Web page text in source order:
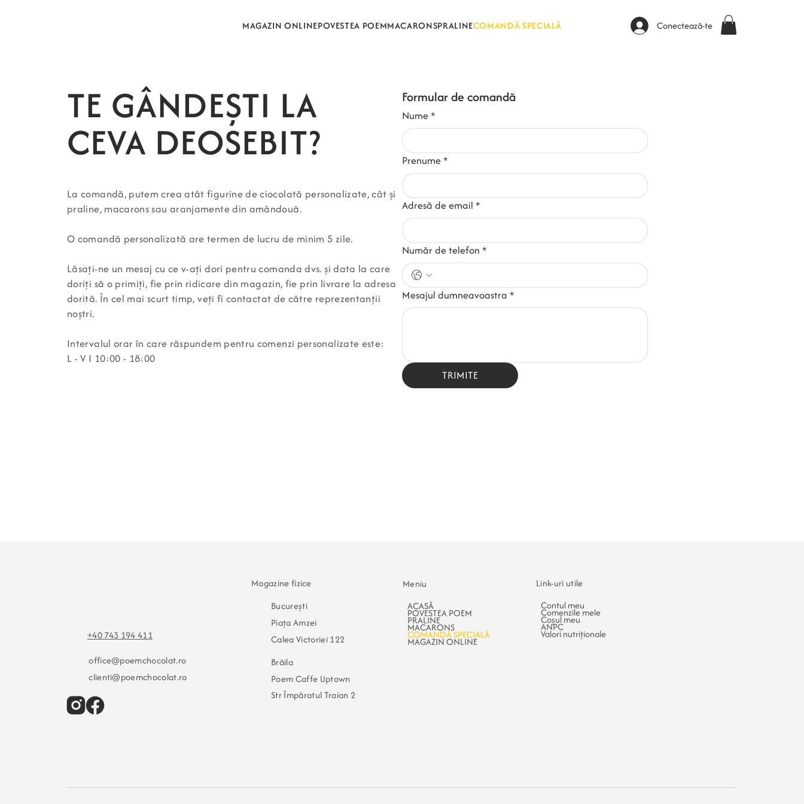
MAGAZIN ONLINEPOVESTEA POEMMACARONSPRALINECOMANDĂ SPECIALĂ Conectează-te
TE GÂNDEȘTI LA
CEVA DEOSEBIT?
La comandă, putem crea atâtfigurine de ciocolată personalizate, cât și
praline, macarons sau aranjamente din amândouă.
O comandă personalizată are termen de lucru de minim 5 zile.
Lăsați-ne un mesaj cu ce v-ați dori pentru comanda dvs. și data la care
doriți să o primiți, fie prin ridicare din magazin, fie prin livrare la adresa
dorită. În cel mai scurt timp, veți fi contactat de către reprezentanții
noștri.
Intervalul orar în care răspundem pentru comenzi personalizate este:
L - V I 10:00 - 18:00
Formular de comandă
Nume*
Prenume*
Adresă de email *
Număr de telefon *
Mesajul dumneavoastra *
TRIMITE
Meniu
ACASĂ
POVESTEA POEM
PRALINE
MACARONS
COMANDĂ SPECIALĂ
MAGAZIN ONLINE
Contul meu
Comenzile mele
Coșul meu
ANPC
Valori nutriționale
Link-uri utile
+40 743 194 411
office@poemchocolat.ro
clienti@poemchocolat.ro
Magazine fizice
București
Piața Amzei
Calea Victoriei 122
Brăila
Poem Caffe Uptown
​Str Împăratul Traian 2